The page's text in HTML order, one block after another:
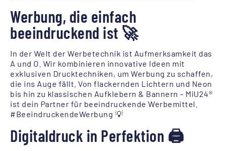
Werbung, die einfach
beeindruckend ist 🚀
In der Welt der Werbetechnik ist Aufmerksamkeit das
A und O. Wir kombinieren innovative Ideen mit
exklusiven Drucktechniken, um Werbung zu schaffen,
die ins Auge fällt. Von flackernden Lichtern und Neon
bis hin zu klassischen Aufklebern & Bannern – MiU24®
ist dein Partner für beeindruckende Werbemittel.
#BeeindruckendeWerbung 💡
Digitaldruck in Perfektion 🖨️